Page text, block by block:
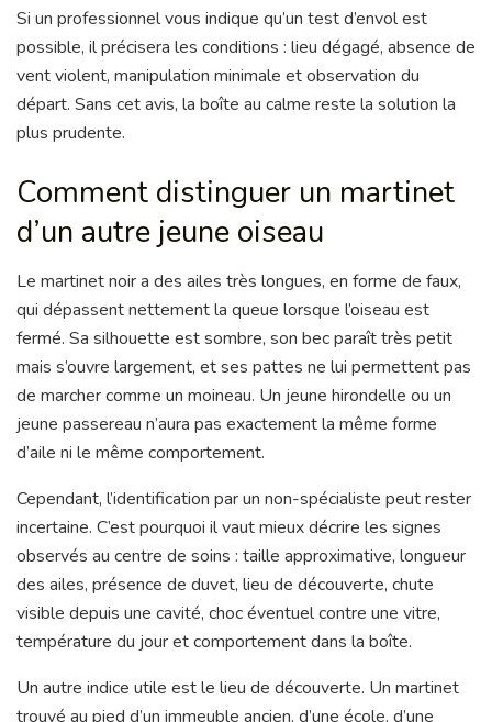
Si un professionnel vous indique qu’un test d’envol est
possible, il précisera les conditions : lieu dégagé, absence de
vent violent, manipulation minimale et observation du
départ. Sans cet avis, la boîte au calme reste la solution la
plus prudente.
Comment distinguer un martinet
d’un autre jeune oiseau
Le martinet noir a des ailes très longues, en forme de faux,
qui dépassent nettement la queue lorsque l’oiseau est
fermé. Sa silhouette est sombre, son bec paraît très petit
mais s’ouvre largement, et ses pattes ne lui permettent pas
de marcher comme un moineau. Un jeune hirondelle ou un
jeune passereau n’aura pas exactement la même forme
d’aile ni le même comportement.
Cependant, l’identification par un non-spécialiste peut rester
incertaine. C’est pourquoi il vaut mieux décrire les signes
observés au centre de soins : taille approximative, longueur
des ailes, présence de duvet, lieu de découverte, chute
visible depuis une cavité, choc éventuel contre une vitre,
température du jour et comportement dans la boîte.
Un autre indice utile est le lieu de découverte. Un martinet
trouvé au pied d’un immeuble ancien, d’une école, d’une